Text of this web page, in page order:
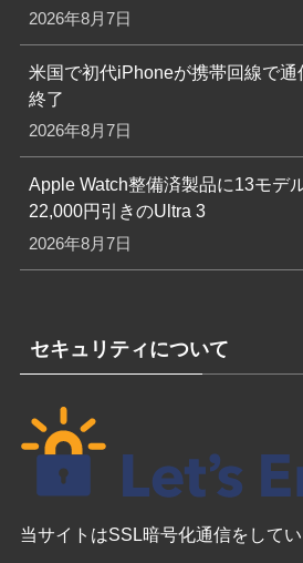
2026年8月7日
米国で初代iPhoneが携帯回線で
終了
2026年8月7日
Apple Watch整備済製品に13モデ
22,000円引きのUltra 3
2026年8月7日
セキュリティについて
当サイトはSSL暗号化通信をしてい